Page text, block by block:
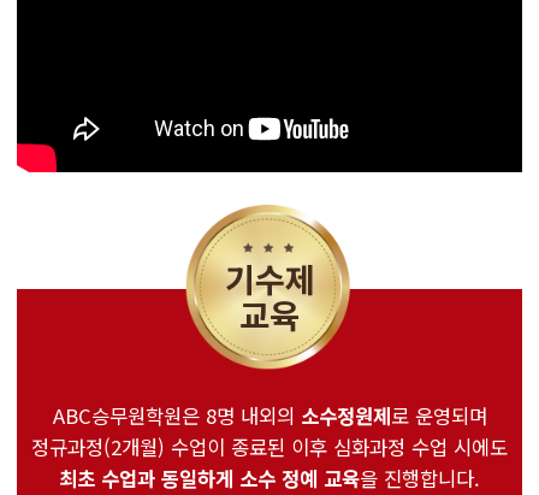
기수제
교육
ABC승무원학원은 8명 내외의 소수정원제로 운영되며
정규과정(2개월) 수업이 종료된 이후 심화과정 수업 시에도
최초 수업과 동일하게 소수 정예 교육을 진행합니다.